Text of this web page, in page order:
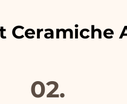
Ceramiche
02.